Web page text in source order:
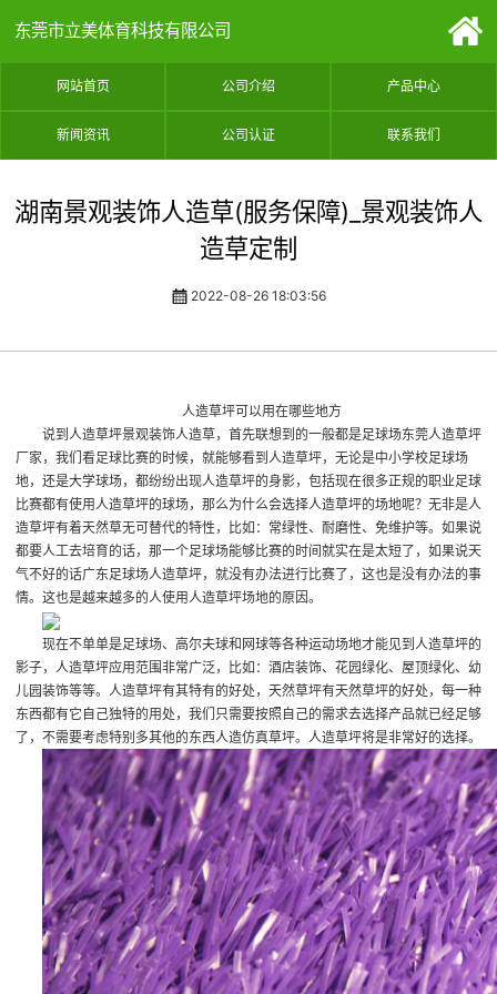
东莞市立美体育科技有限公司
网站首页 公司介绍 产品中心
新闻资讯 公司认证 联系我们
湖南景观装饰人造草(服务保障)_景观装饰人
造草定制
2022-08-26 18:03:56
人造草坪可以用在哪些地方
说到人造草坪景观装饰人造草，首先联想到的一般都是足球场东莞人造草坪
厂家 ，我们看足球比赛的时候，就能够看到人造草坪，无论是中小学校足球场
地，还是大学球场，都纷纷出现人造草坪的身影，包括现在很多正规的职业足球
比赛都有使用人造草坪的球场，那么为什么会选择人造草坪的场地呢？无非是人
造草坪有着天然草无可替代的特性，比如：常绿性、耐磨性、免维护等。如果说
都要人工去培育的话，那一个足球场能够比赛的时间就实在是太短了，如果说天
气不好的话广东足球场人造草坪，就没有办法进行比赛了，这也是没有办法的事
情。这也是越来越多的人使用人造草坪场地的原因。
现在不单单是足球场、高尔夫球和网球等各种运动场地才能见到人造草坪的
影子，人造草坪应用范围非常广泛，比如：酒店装饰、花园绿化、屋顶绿化、幼
儿园装饰等等。人造草坪有其特有的好处，天然草坪有天然草坪的好处，每一种
东西都有它自己独特的用处，我们只需要按照自己的需求去选择产品就已经足够
了，不需要考虑特别多其他的东西人造仿真草坪。人造草坪将是非常好的选择。